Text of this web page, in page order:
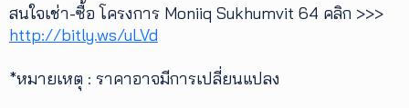
สนใจเช่า-ซื้อ โครงการ Moniiq Sukhumvit 64 คลิก >>>
http://bitly.ws/uLVd
*หมายเหตุ : ราคาอาจมีการเปลี่ยนแปลง